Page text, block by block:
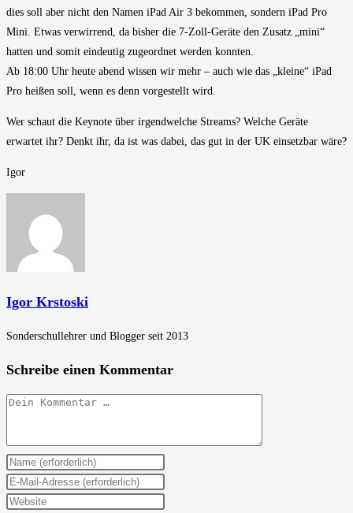
dies soll aber nicht den Namen iPad Air 3 bekommen, sondern iPad Pro
Mini. Etwas verwirrend, da bisher die 7-Zoll-Geräte den Zusatz „mini“
hatten und somit eindeutig zugeordnet werden konnten.
Ab 18:00 Uhr heute abend wissen wir mehr – auch wie das „kleine“ iPad
Pro heißen soll, wenn es denn vorgestellt wird.
Wer schaut die Keynote über irgendwelche Streams? Welche Geräte
erwartet ihr? Denkt ihr, da ist was dabei, das gut in der UK einsetzbar wäre?
Igor
Igor Krstoski
Sonderschullehrer und Blogger seit 2013
Schreibe einen Kommentar
Kommentar
Gib
deinen
Namen
Gib
deine
Gib